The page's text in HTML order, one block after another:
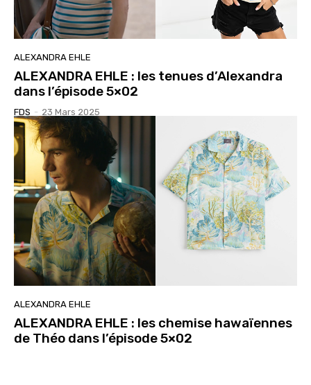
ALEXANDRA EHLE
ALEXANDRA EHLE : les tenues d’Alexandra
dans l’épisode 5×02
FDS - 23 Mars 2025
ALEXANDRA EHLE
ALEXANDRA EHLE : les chemise hawaïennes
de Théo dans l’épisode 5×02